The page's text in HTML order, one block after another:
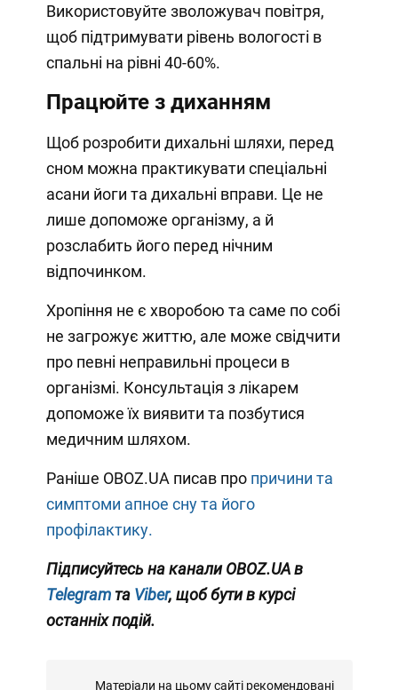
Використовуйте зволожувач повітря,
щоб підтримувати рівень вологості в
спальні на рівні 40-60%.
Працюйте з диханням
Щоб розробити дихальні шляхи, перед
сном можна практикувати спеціальні
асани йоги та дихальні вправи. Це не
лише допоможе організму, а й
розслабить його перед нічним
відпочинком.
Хропіння не є хворобою та саме по собі
не загрожує життю, але може свідчити
про певні неправильні процеси в
організмі. Консультація з лікарем
допоможе їх виявити та позбутися
медичним шляхом.
Раніше OBOZ.UA писав про причини та
симптоми апное сну та його
профілактику.
Підписуйтесь на канали OBOZ.UA в
Telegram та Viber, щоб бути в курсі
останніх подій.
Матеріали на цьому сайті рекомендовані